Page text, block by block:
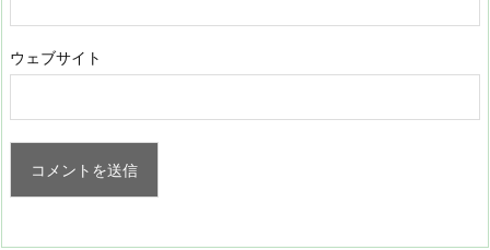
ウェブサイト